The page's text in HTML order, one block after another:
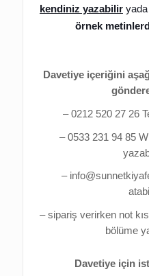
kendiniz yazabilir yada
örnek
Davetiye içeriğini
– 0212 520 27 26
– 0533 231 94 85
–
– sipariş verirken not
bölüme
Davetiye için